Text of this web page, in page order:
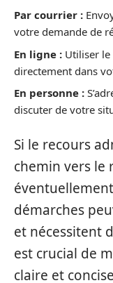
Par courrier :
votre demande de
En ligne : Utiliser
directement dans
En personne :
discuter de votre
Si le recours
chemin vers le
démarches
et nécessitent
est crucial de
claire et